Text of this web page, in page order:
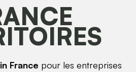
France pour les entreprises